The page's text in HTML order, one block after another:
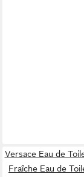
Versace Eau de
Fraîche Eau de